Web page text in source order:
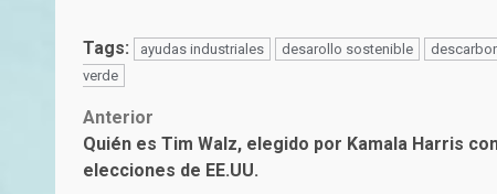
Tags: ayudas industriales desarollo sostenible
verde
Post
navigation
Anterior
Quién es Tim Walz, elegido por Kamala Harris
elecciones de EE.UU.